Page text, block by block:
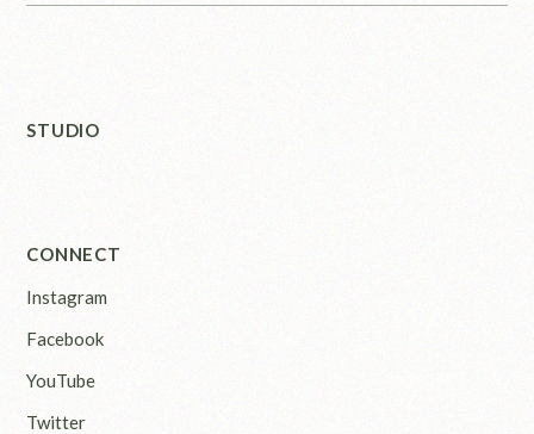
STUDIO
CONNECT
Instagram
Facebook
YouTube
Twitter